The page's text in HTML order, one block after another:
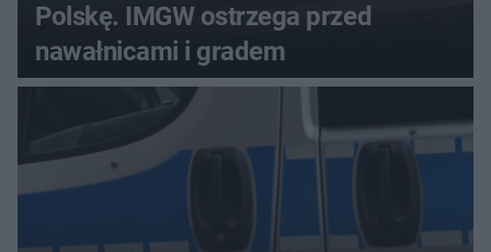
Polskę. IMGW ostrzega przed
nawałnicami i gradem